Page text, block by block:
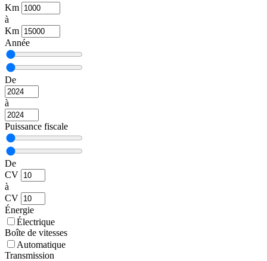
Km
à
Km
Année
De
à
Puissance fiscale
De
CV
à
CV
Énergie
Électrique
Boîte de vitesses
Automatique
Transmission